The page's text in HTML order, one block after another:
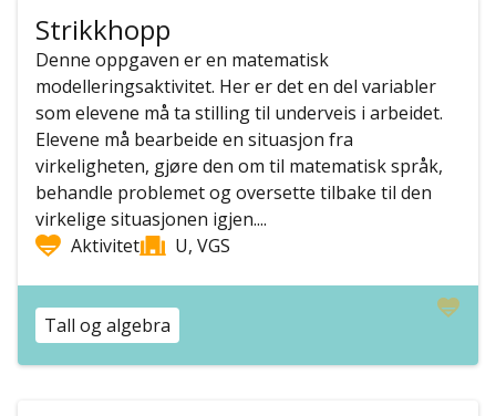
Strikkhopp
Denne oppgaven er en matematisk
modelleringsaktivitet. Her er det en del variabler
som elevene må ta stilling til underveis i arbeidet.
Elevene må bearbeide en situasjon fra
virkeligheten, gjøre den om til matematisk språk,
behandle problemet og oversette tilbake til den
virkelige situasjonen igjen....
Aktivitet
U, VGS
Tall og algebra